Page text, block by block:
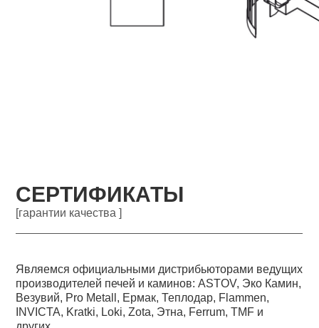
СЕРТИФИКАТЫ
[гарантии качества ]
Являемся официальными дистрибьюторами ведущих
производителей печей и каминов: ASTOV, Эко Камин,
Везувий, Pro Metall, Ермак, Теплодар, Flammen,
INVICTA, Kratki, Loki, Zota, Этна, Ferrum, TMF и